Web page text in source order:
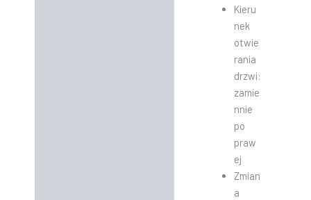
Kieru
nek
otwie
rania
drzwi:
zamie
nnie
po
praw
ej
Zmian
a